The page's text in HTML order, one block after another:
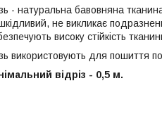
- натуральна бавовняна
не викликає
високу стійкість
використовують для пошиття
відріз - 0,5 м.